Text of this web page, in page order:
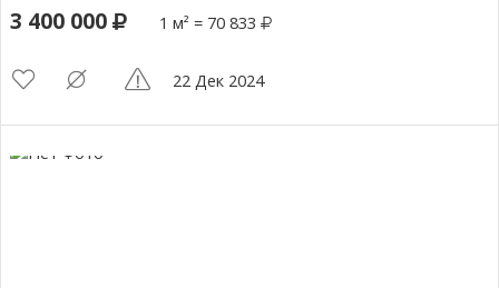
3 400 000 1 м² = 70 833
22 Дек 2024